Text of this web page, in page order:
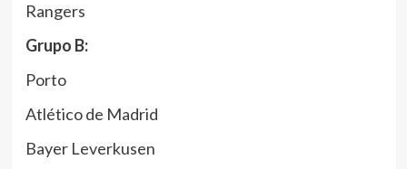
Rangers
Grupo B:
Porto
Atlético de Madrid
Bayer Leverkusen